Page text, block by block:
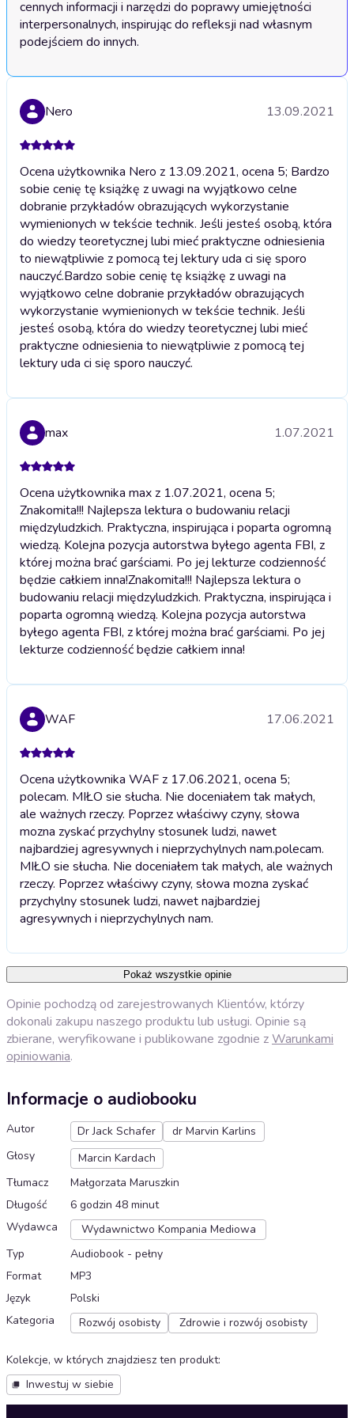
cennych informacji i narzędzi do poprawy umiejętności
interpersonalnych, inspirując do refleksji nad własnym
podejściem do innych.
Nero 13.09.2021
Ocena użytkownika Nero z 13.09.2021, ocena 5; Bardzo
sobie cenię tę książkę z uwagi na wyjątkowo celne
dobranie przykładów obrazujących wykorzystanie
wymienionych w tekście technik. Jeśli jesteś osobą, która
do wiedzy teoretycznej lubi mieć praktyczne odniesienia
to niewątpliwie z pomocą tej lektury uda ci się sporo
nauczyć.Bardzo sobie cenię tę książkę z uwagi na
wyjątkowo celne dobranie przykładów obrazujących
wykorzystanie wymienionych w tekście technik. Jeśli
jesteś osobą, która do wiedzy teoretycznej lubi mieć
praktyczne odniesienia to niewątpliwie z pomocą tej
lektury uda ci się sporo nauczyć.
max 1.07.2021
Ocena użytkownika max z 1.07.2021, ocena 5;
Znakomita!!! Najlepsza lektura o budowaniu relacji
międzyludzkich. Praktyczna, inspirująca i poparta ogromną
wiedzą. Kolejna pozycja autorstwa byłego agenta FBI, z
której można brać garściami. Po jej lekturze codzienność
będzie całkiem inna!Znakomita!!! Najlepsza lektura o
budowaniu relacji międzyludzkich. Praktyczna, inspirująca i
poparta ogromną wiedzą. Kolejna pozycja autorstwa
byłego agenta FBI, z której można brać garściami. Po jej
lekturze codzienność będzie całkiem inna!
WAF 17.06.2021
Ocena użytkownika WAF z 17.06.2021, ocena 5;
polecam. MIŁO sie słucha. Nie doceniałem tak małych,
ale ważnych rzeczy. Poprzez właściwy czyny, słowa
mozna zyskać przychylny stosunek ludzi, nawet
najbardziej agresywnych i nieprzychylnych nam.polecam.
MIŁO sie słucha. Nie doceniałem tak małych, ale ważnych
rzeczy. Poprzez właściwy czyny, słowa mozna zyskać
przychylny stosunek ludzi, nawet najbardziej
agresywnych i nieprzychylnych nam.
Pokaż wszystkie opinie
Opinie pochodzą od zarejestrowanych Klientów, którzy
dokonali zakupu naszego produktu lub usługi. Opinie są
zbierane, weryfikowane i publikowane zgodnie zWarunkami
opiniowania.
Informacje o audiobooku
Autor Dr Jack Schafer
dr Marvin Karlins
Głosy
Marcin Kardach
Tłumacz
Małgorzata Maruszkin
Długość
6 godzin 48 minut
Wydawca
Wydawnictwo Kompania Mediowa
Typ
Audiobook - pełny
Format
MP3
Język
Polski
Kategoria
Rozwój osobisty Zdrowie i rozwój osobisty
Kolekcje, w których znajdziesz ten produkt:
Inwestuj w siebie